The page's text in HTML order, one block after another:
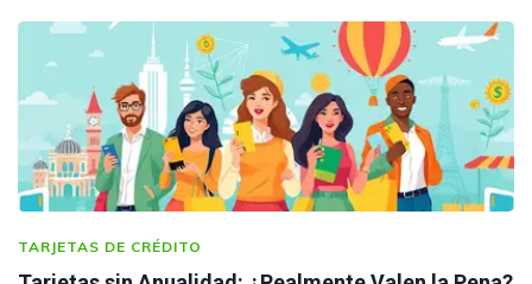
TARJETAS DE CRÉDITO